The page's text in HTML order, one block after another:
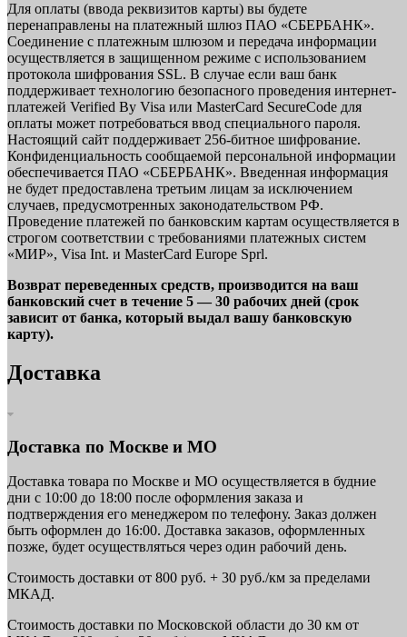
Для оплаты (ввода реквизитов карты) вы будете
перенаправлены на платежный шлюз ПАО «СБЕРБАНК».
Соединение с платежным шлюзом и передача информации
осуществляется в защищенном режиме с использованием
протокола шифрования SSL. В случае если ваш банк
поддерживает технологию безопасного проведения интернет-
платежей Verified By Visa или MasterCard SecureCode для
оплаты может потребоваться ввод специального пароля.
Настоящий сайт поддерживает 256-битное шифрование.
Конфиденциальность сообщаемой персональной информации
обеспечивается ПАО «СБЕРБАНК». Введенная информация
не будет предоставлена третьим лицам за исключением
случаев, предусмотренных законодательством РФ.
Проведение платежей по банковским картам осуществляется в
строгом соответствии с требованиями платежных систем
«МИР», Visa Int. и MasterCard Europe Sprl.
Возврат переведенных средств, производится на ваш
банковский счет в течение 5 — 30 рабочих дней (срок
зависит от банка, который выдал вашу банковскую
карту).
Доставка
Доставка по Москве и МО
Доставка товара по Москве и МО осуществляется в будние
дни с 10:00 до 18:00 после оформления заказа и
подтверждения его менеджером по телефону. Заказ должен
быть оформлен до 16:00. Доставка заказов, оформленных
позже, будет осуществляться через один рабочий день.
Стоимость доставки от 800 руб. + 30 руб./км за пределами
МКАД.
Стоимость доставки по Московской области до 30 км от